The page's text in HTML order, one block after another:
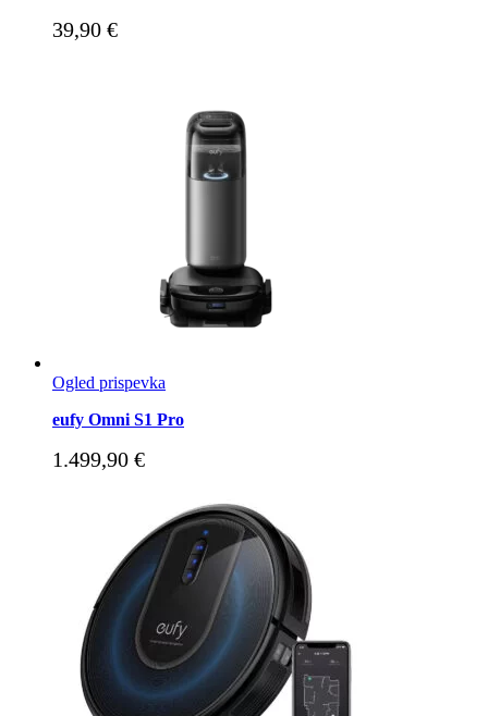
39,90 €
Ogled prispevka
eufy Omni S1 Pro
1.499,90 €